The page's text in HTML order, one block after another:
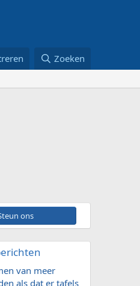
Zoeken
ons
van meer
als dat er tafels